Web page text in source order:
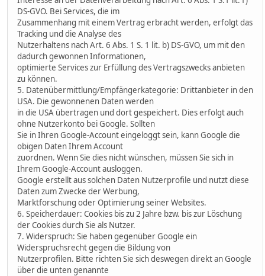
DS-GVO. Bei Services, die im
Zusammenhang mit einem Vertrag erbracht werden, erfolgt das
Tracking und die Analyse des
Nutzerhaltens nach Art. 6 Abs. 1 S. 1 lit. b) DS-GVO, um mit den
dadurch gewonnen Informationen,
optimierte Services zur Erfüllung des Vertragszwecks anbieten
zu können.
5. Datenübermittlung/Empfängerkategorie: Drittanbieter in den
USA. Die gewonnenen Daten werden
in die USA übertragen und dort gespeichert. Dies erfolgt auch
ohne Nutzerkonto bei Google. Sollten
Sie in Ihren Google-Account eingeloggt sein, kann Google die
obigen Daten Ihrem Account
zuordnen. Wenn Sie dies nicht wünschen, müssen Sie sich in
Ihrem Google-Account ausloggen.
Google erstellt aus solchen Daten Nutzerprofile und nutzt diese
Daten zum Zwecke der Werbung,
Marktforschung oder Optimierung seiner Websites.
6. Speicherdauer: Cookies bis zu 2 Jahre bzw. bis zur Löschung
der Cookies durch Sie als Nutzer.
7. Widerspruch: Sie haben gegenüber Google ein
Widerspruchsrecht gegen die Bildung von
Nutzerprofilen. Bitte richten Sie sich deswegen direkt an Google
über die unten genannte